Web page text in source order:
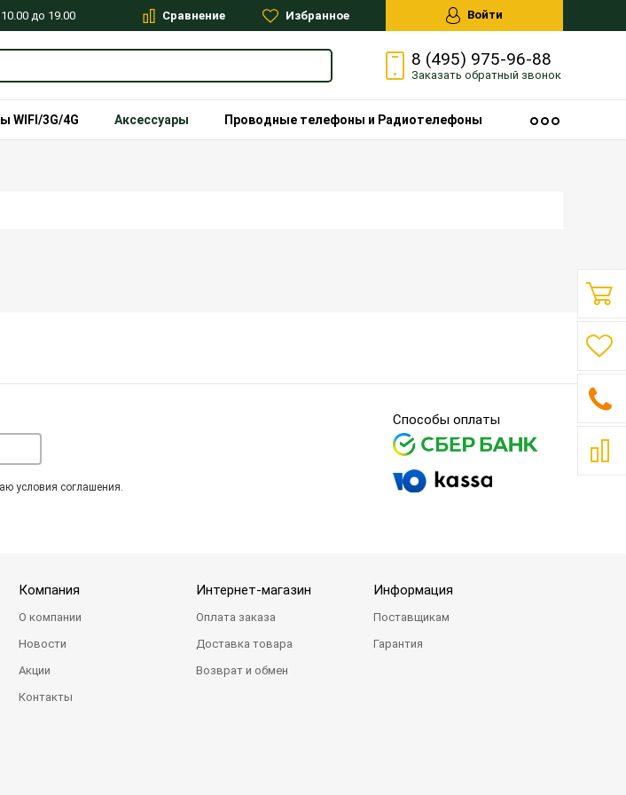
до 19.00 Сравнение Избранное Войти
8 (495) 975-96-88
Заказать обратный звонок
WIFI/3G/4G Аксессуары Проводные телефоны и Радиотелефоны
условия соглашения.
Способы оплаты
Компания
О компании
Новости
Акции
Контакты
Интернет-магазин
Оплата заказа
Доставка товара
Возврат и обмен
Информация
Поставщикам
Гарантия